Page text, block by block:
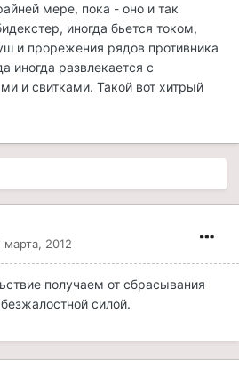
мере, пока - оно и так
иногда бьется током,
и прорежения рядов противника
иногда развлекается с
и свитками. Такой вот хитрый
марта, 2012
получаем от сбрасывания
силой.